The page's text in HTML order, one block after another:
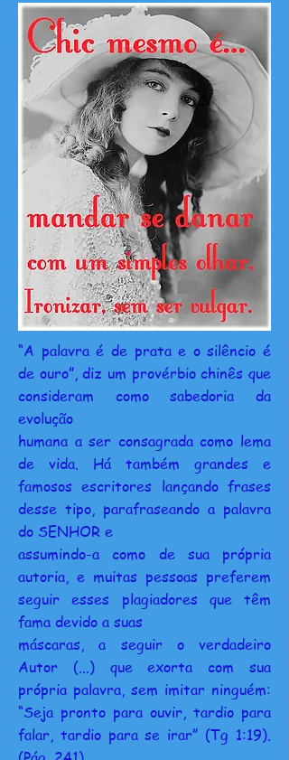
“A palavra é de prata e o silêncio é
de ouro”, diz um provérbio chinês que
consideram como sabedoria da
evolução
humana a ser consagrada como lema
de vida. Há também grandes e
famosos escritores lançando frases
desse tipo, parafraseando a palavra
do SENHOR e
assumindo-a como de sua própria
autoria, e muitas pessoas preferem
seguir esses plagiadores que têm
fama devido a suas
máscaras, a seguir o verdadeiro
Autor (...) que exorta com sua
própria palavra, sem imitar ninguém:
“Seja pronto para ouvir, tardio para
falar, tardio para se irar” (Tg 1:19).